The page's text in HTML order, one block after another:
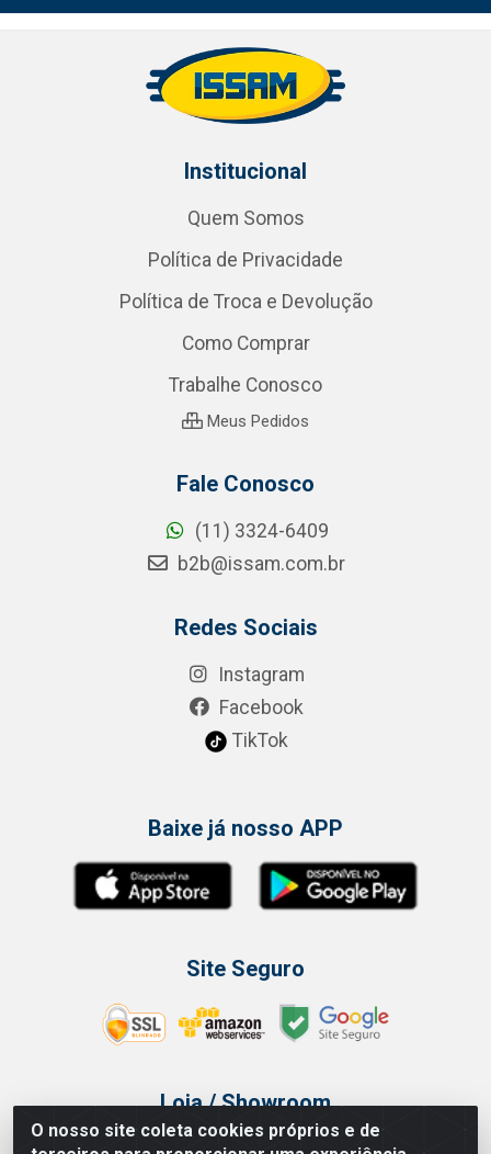
O nosso site coleta cookies próprios e de
Institucional
Quem Somos
Política de Privacidade
Política de Troca e Devolução
Como Comprar
Trabalhe Conosco
Meus Pedidos
Fale Conosco
(11) 3324-6409
b2b@issam.com.br
Redes Sociais
Instagram
Facebook
TikTok
Baixe já nosso APP
Site Seguro
Loja / Showroom
Tel.: (11) 3314 6400